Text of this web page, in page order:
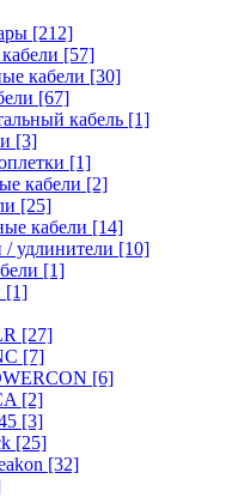
[212]
[57]
кабели [30]
[67]
кабель [1]
[3]
[1]
кабели [2]
[25]
кабели [14]
/ удлинители [10]
[1]
[1]
[27]
[7]
[6]
[2]
[3]
[25]
[32]